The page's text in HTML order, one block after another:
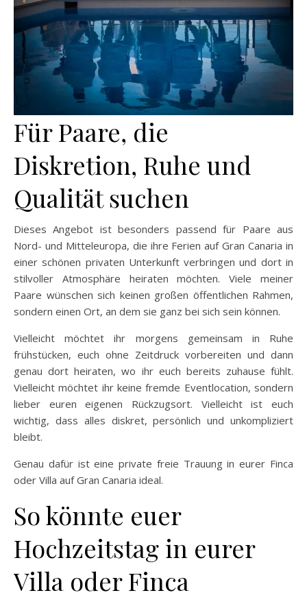
Für Paare, die
Diskretion, Ruhe und
Qualität suchen
Dieses Angebot ist besonders passend für Paare aus
Nord- und Mitteleuropa, die ihre Ferien auf Gran Canaria in
einer schönen privaten Unterkunft verbringen und dort in
stilvoller Atmosphäre heiraten möchten. Viele meiner
Paare wünschen sich keinen großen öffentlichen Rahmen,
sondern einen Ort, an dem sie ganz bei sich sein können.
Vielleicht möchtet ihr morgens gemeinsam in Ruhe
frühstücken, euch ohne Zeitdruck vorbereiten und dann
genau dort heiraten, wo ihr euch bereits zuhause fühlt.
Vielleicht möchtet ihr keine fremde Eventlocation, sondern
lieber euren eigenen Rückzugsort. Vielleicht ist euch
wichtig, dass alles diskret, persönlich und unkompliziert
bleibt.
Genau dafür ist eine private freie Trauung in eurer Finca
oder Villa auf Gran Canaria ideal.
So könnte euer
Hochzeitstag in eurer
Villa oder Finca